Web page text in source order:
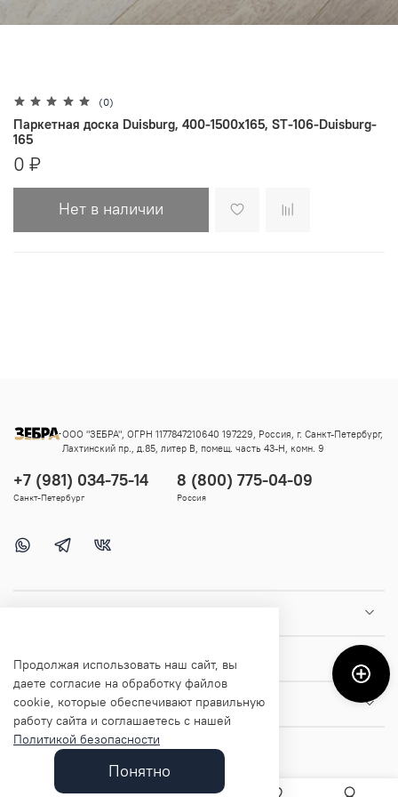
(0)
Паркетная доска Duisburg, 400-1500х165, ST-106-Duisburg-
165
0 ₽
Нет в наличии
Помощь и информация
О магазине
+7 (981) 034-75-14
Санкт-Петербург
8 (800) 775-04-09
Россия
ООО "ЗЕБРА", ОГРН 1177847210640 197229, Россия, г. Санкт-Петербург,
Лахтинский пр., д.85, литер В, помещ. часть 43-Н, комн. 9
Продолжая использовать наш сайт, вы
даете согласие на обработку файлов
cookie, которые обеспечивают правильную
работу сайта и соглашаетесь с нашей
Политикой безопасности
Понятно